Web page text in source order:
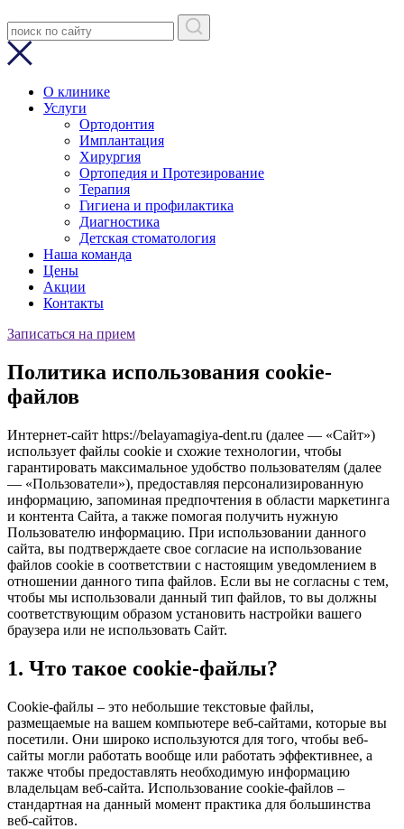
О клинике
Услуги
Ортодонтия
Имплантация
Хирургия
Ортопедия и Протезирование
Терапия
Гигиена и профилактика
Диагностика
Детская стоматология
Наша команда
Цены
Акции
Контакты
Записаться на прием
Политика использования cookie-
файлов
Интернет-сайт https://belayamagiya-dent.ru (далее — «Сайт»)
использует файлы cookie и схожие технологии, чтобы
гарантировать максимальное удобство пользователям (далее
— «Пользователи»), предоставляя персонализированную
информацию, запоминая предпочтения в области маркетинга
и контента Сайта, а также помогая получить нужную
Пользователю информацию. При использовании данного
сайта, вы подтверждаете свое согласие на использование
файлов cookie в соответствии с настоящим уведомлением в
отношении данного типа файлов. Если вы не согласны с тем,
чтобы мы использовали данный тип файлов, то вы должны
соответствующим образом установить настройки вашего
браузера или не использовать Сайт.
1. Что такое cookie-файлы?
Сookie-файлы – это небольшие текстовые файлы,
размещаемые на вашем компьютере веб-сайтами, которые вы
посетили. Они широко используются для того, чтобы веб-
сайты могли работать вообще или работать эффективнее, а
также чтобы предоставлять необходимую информацию
владельцам веб-сайта. Использование cookie-файлов –
стандартная на данный момент практика для большинства
веб-сайтов.